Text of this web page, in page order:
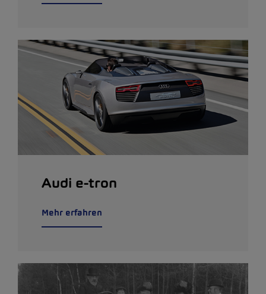
Audi e-tron
Mehr erfahren